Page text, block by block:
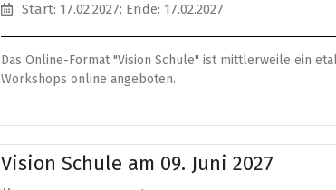
Start: 17.02.2027; Ende: 17.02.2027
Das Online-Format "Vision Schule" ist mittlerweile ein
Workshops online angeboten.
Vision Schule am 09. Juni 2027